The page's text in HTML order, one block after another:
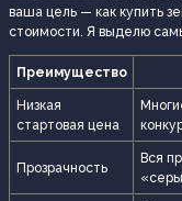
ваша цель — как купить
стоимости. Я выделю
Преимущество
Низкая
стартовая цена
Прозрачность
Вся